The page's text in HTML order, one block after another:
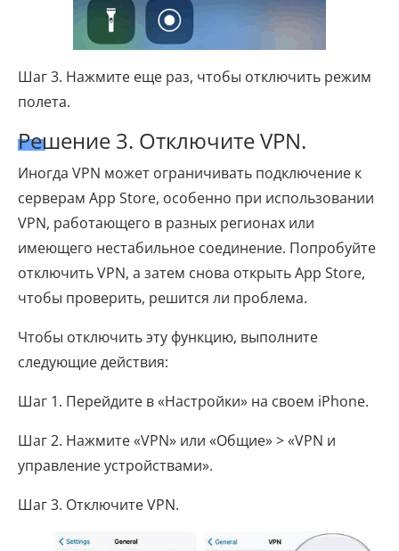
Шаг 3. Нажмите еще раз, чтобы отключить режим
полета.
Решение 3. Отключите VPN.
Иногда VPN может ограничивать подключение к
серверам App Store, особенно при использовании
VPN, работающего в разных регионах или
имеющего нестабильное соединение. Попробуйте
отключить VPN, а затем снова открыть App Store,
чтобы проверить, решится ли проблема.
Чтобы отключить эту функцию, выполните
следующие действия:
Шаг 1. Перейдите в «Настройки» на своем iPhone.
Шаг 2. Нажмите «VPN» или «Общие» > «VPN и
управление устройствами».
Шаг 3. Отключите VPN.